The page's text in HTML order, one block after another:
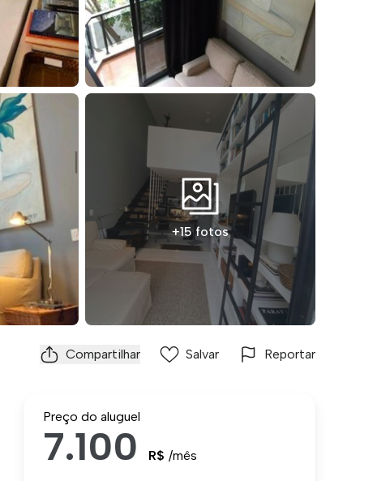
+15 fotos
Compartilhar Salvar Reportar
Preço do aluguel
7.100 R$ /mês